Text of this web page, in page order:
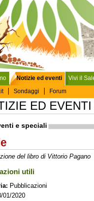
Notizie ed eventi
Sondaggi Forum
Vivi il
ED
e speciali
del libro di Vittorio Pagano
utili
Pubblicazioni
01/2020